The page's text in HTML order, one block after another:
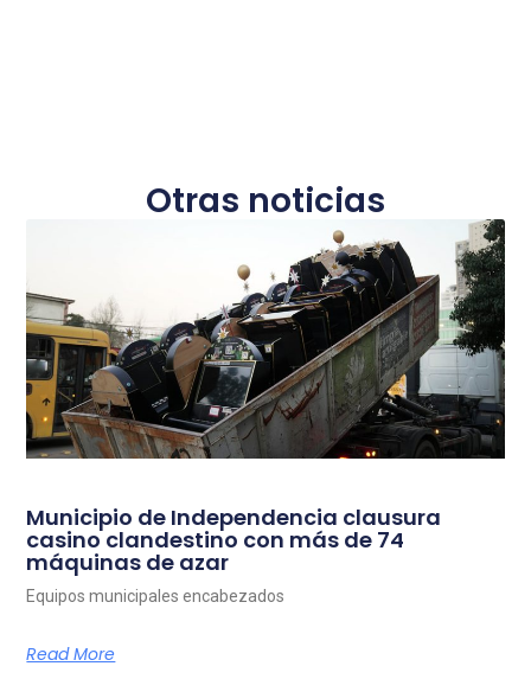
Otras noticias
Municipio de Independencia clausura
casino clandestino con más de 74
máquinas de azar
Equipos municipales encabezados
Read More